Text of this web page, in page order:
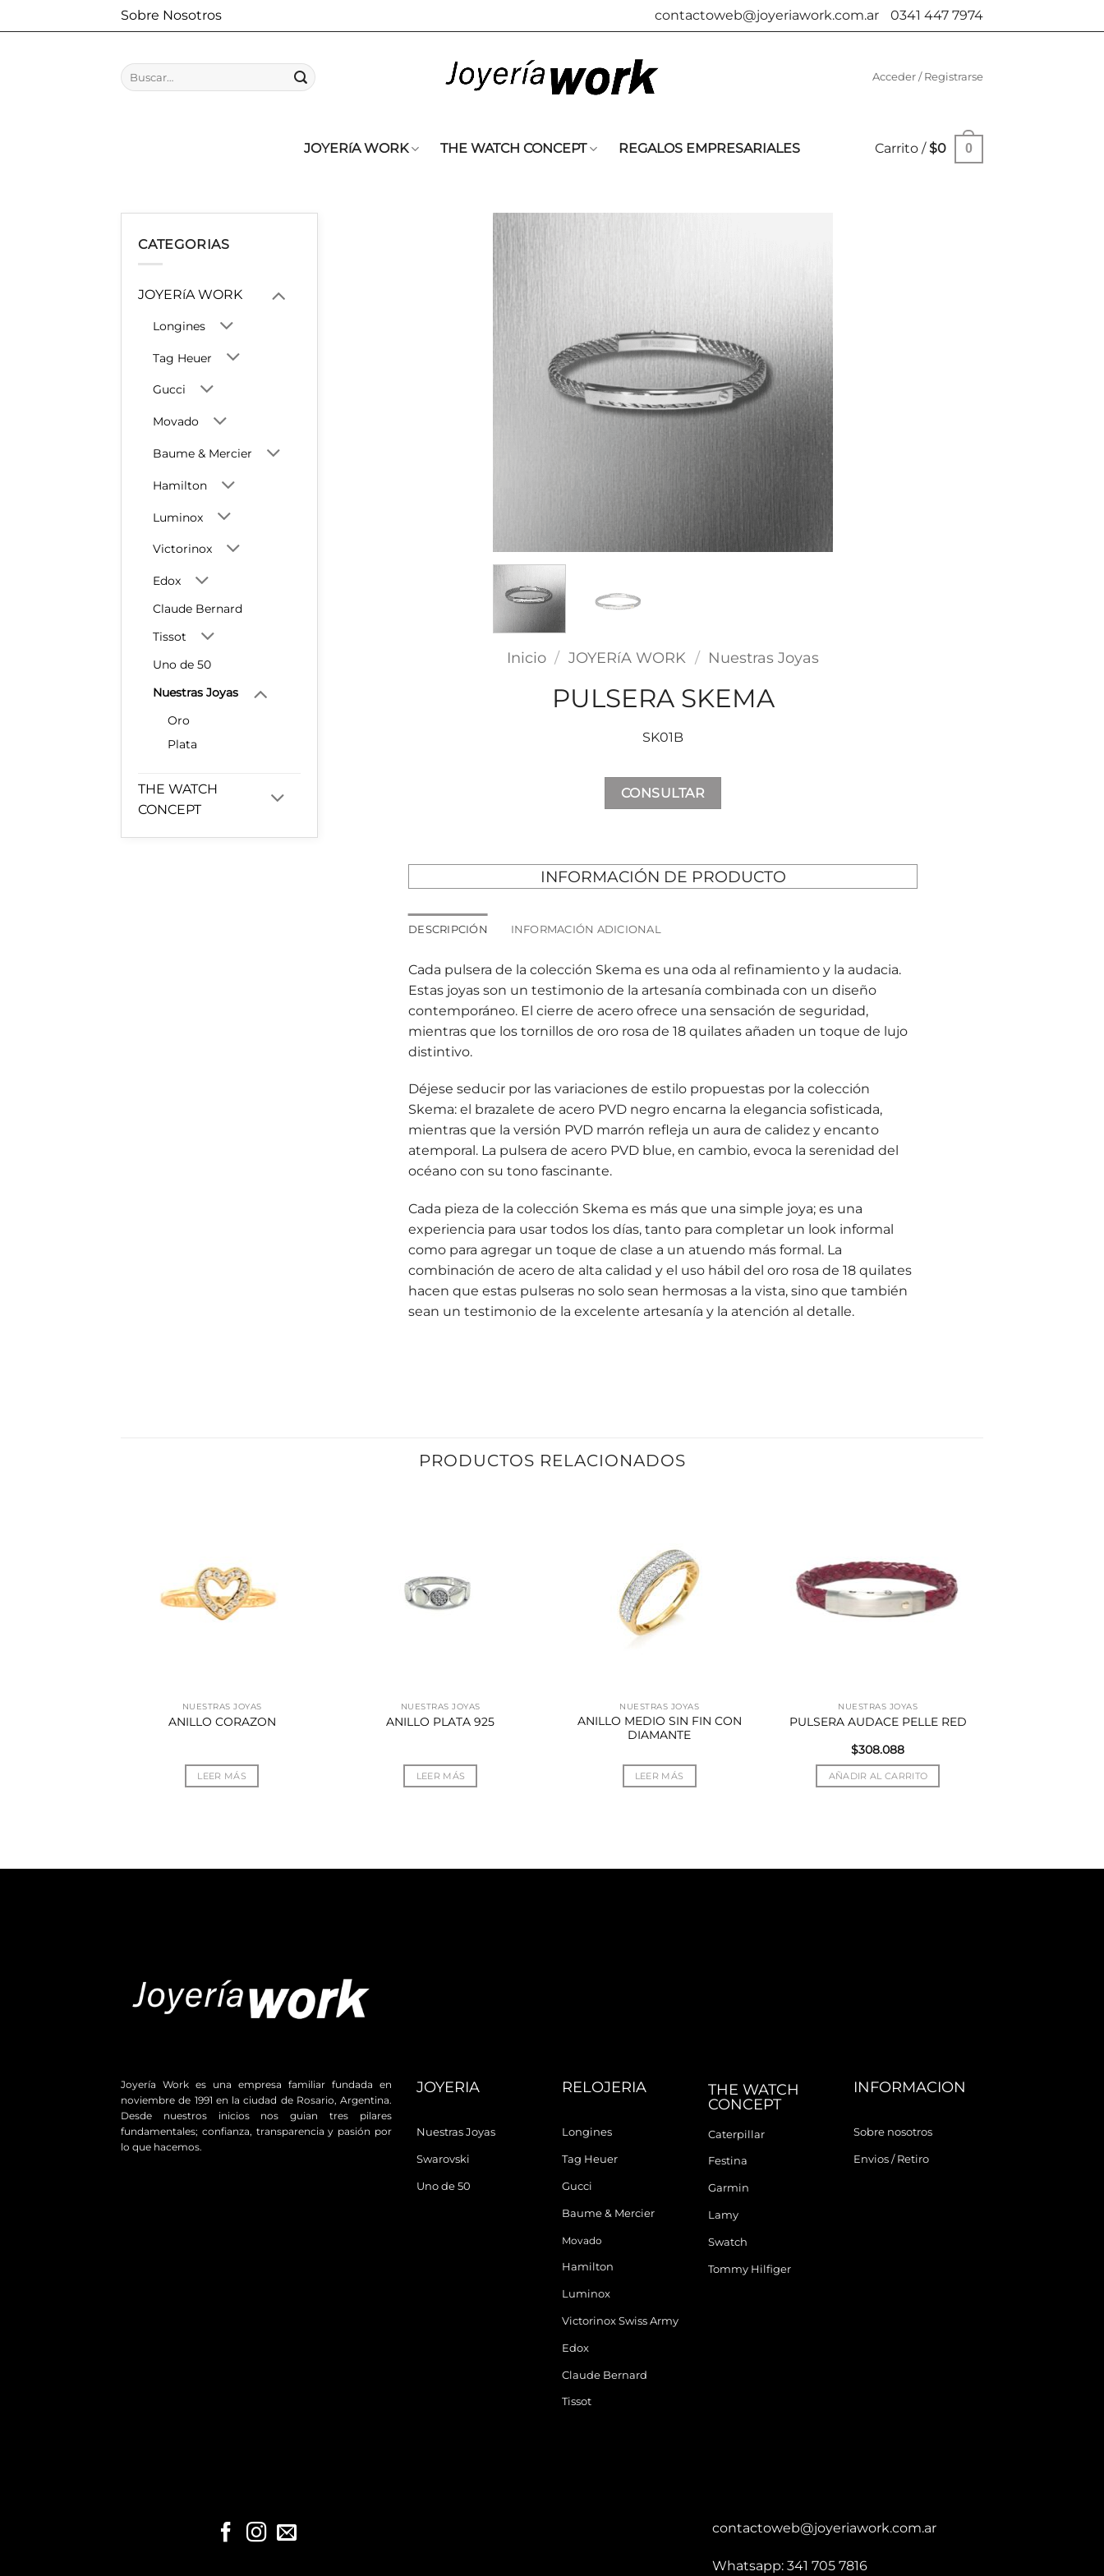
al
Sobre Nosotros contactoweb@joyeriawork.com.ar 0341 447 7974
Buscar
por:
Acceder / Registrarse
JOYERíA WORK THE WATCH CONCEPT REGALOS EMPRESARIALES Carrito /$0 0
CATEGORIAS
JOYERíA WORK
Longines
Tag Heuer
Gucci
Movado
Baume & Mercier
Hamilton
Luminox
Victorinox
Edox
Claude Bernard
Tissot
Uno de 50
Nuestras Joyas
Oro
Plata
THE WATCH
CONCEPT
Inicio / JOYERíA WORK / Nuestras Joyas
PULSERA SKEMA
SK01B
CONSULTAR
INFORMACIÓN DE PRODUCTO
DESCRIPCIÓN INFORMACIÓN ADICIONAL
Cada pulsera de la colección Skema es una oda al refinamiento y la audacia.
Estas joyas son un testimonio de la artesanía combinada con un diseño
contemporáneo. El cierre de acero ofrece una sensación de seguridad,
mientras que los tornillos de oro rosa de 18 quilates añaden un toque de lujo
distintivo.
Déjese seducir por las variaciones de estilo propuestas por la colección
Skema: el brazalete de acero PVD negro encarna la elegancia sofisticada,
mientras que la versión PVD marrón refleja un aura de calidez y encanto
atemporal. La pulsera de acero PVD blue, en cambio, evoca la serenidad del
océano con su tono fascinante.
Cada pieza de la colección Skema es más que una simple joya; es una
experiencia para usar todos los días, tanto para completar un look informal
como para agregar un toque de clase a un atuendo más formal. La
combinación de acero de alta calidad y el uso hábil del oro rosa de 18 quilates
hacen que estas pulseras no solo sean hermosas a la vista, sino que también
sean un testimonio de la excelente artesanía y la atención al detalle.
PRODUCTOS RELACIONADOS
NUESTRAS JOYAS
ANILLO CORAZON
LEER MÁS
NUESTRAS JOYAS
ANILLO PLATA 925
LEER MÁS
NUESTRAS JOYAS
ANILLO MEDIO SIN FIN CON
DIAMANTE
LEER MÁS
NUESTRAS JOYAS
PULSERA AUDACE PELLE RED
$308.088
AÑADIR AL CARRITO
Joyería Work es una empresa familiar fundada en
noviembre de 1991 en la ciudad de Rosario, Argentina.
Desde nuestros inicios nos guian tres pilares
fundamentales; confianza, transparencia y pasión por
lo que hacemos.
JOYERIA
Nuestras Joyas
Swarovski
Uno de 50
RELOJERIA
Longines
Tag Heuer
Gucci
Baume & Mercier
Movado
Hamilton
Luminox
Victorinox Swiss Army
Edox
Claude Bernard
Tissot
THE WATCH
CONCEPT
Caterpillar
Festina
Garmin
Lamy
Swatch
Tommy Hilfiger
INFORMACION
Sobre nosotros
Envios / Retiro
contactoweb@joyeriawork.com.ar
Whatsapp: 341 705 7816